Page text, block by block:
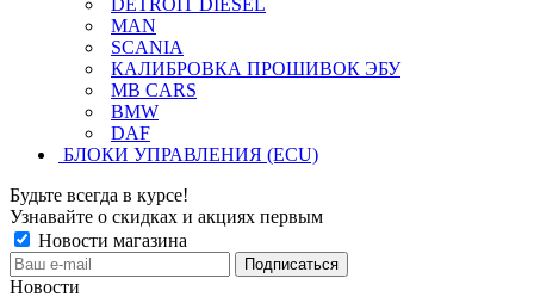
DETROIT DIESEL
MAN
SCANIA
КАЛИБРОВКА ПРОШИВОК ЭБУ
MB CARS
BMW
DAF
БЛОКИ УПРАВЛЕНИЯ (ECU)
Будьте всегда в курсе!
Узнавайте о скидках и акциях первым
Новости магазина
Новости